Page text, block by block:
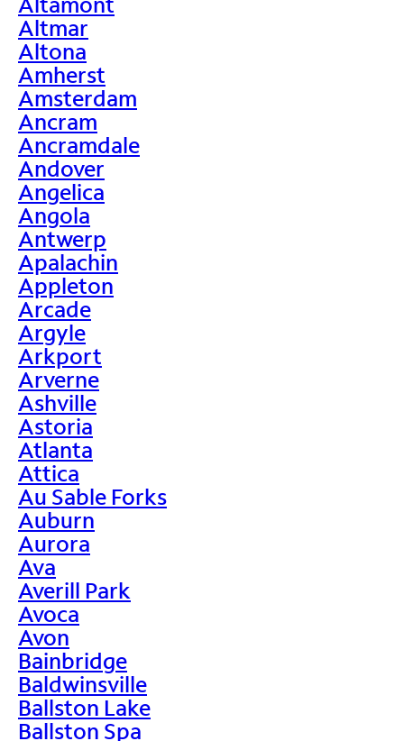
Altmar
Altona
Amherst
Amsterdam
Ancram
Ancramdale
Andover
Angelica
Angola
Antwerp
Apalachin
Appleton
Arcade
Argyle
Arkport
Arverne
Ashville
Astoria
Atlanta
Attica
Au Sable Forks
Auburn
Aurora
Ava
Averill Park
Avoca
Avon
Bainbridge
Baldwinsville
Ballston Lake
Ballston Spa